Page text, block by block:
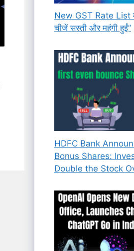
New GST Rate List
चीजें सस्ती और महंगी हुईं”
HDFC Bank
Bonus Shares:
Double the Stock